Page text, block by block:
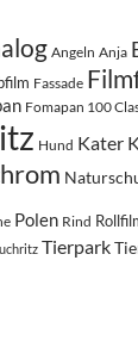
Angeln Anja
Fassade
Fomapan 100
Hund Kater
Polen Rind
Tierpark